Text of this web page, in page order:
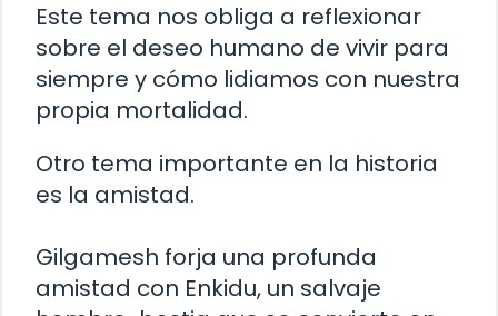
Este tema nos obliga a reflexionar
sobre el deseo humano de vivir para
siempre y cómo lidiamos con nuestra
propia mortalidad.
Otro tema importante en la historia
es la amistad.
Gilgamesh forja una profunda
amistad con Enkidu, un salvaje